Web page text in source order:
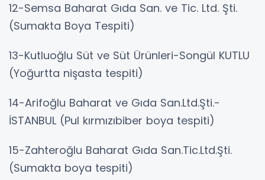
12-Semsa Baharat Gıda San. ve Tic. Ltd. Şti.
(Sumakta Boya Tespiti)
13-Kutluoğlu Süt ve Süt Ürünleri-Songül KUTLU
(Yoğurtta nişasta tespiti)
14-Arifoğlu Baharat ve Gıda San.Ltd.Şti.-
İSTANBUL (Pul kırmızıbiber boya tespiti)
15-Zahteroğlu Baharat Gıda San.Tic.Ltd.Şti.
(Sumakta boya tespiti)